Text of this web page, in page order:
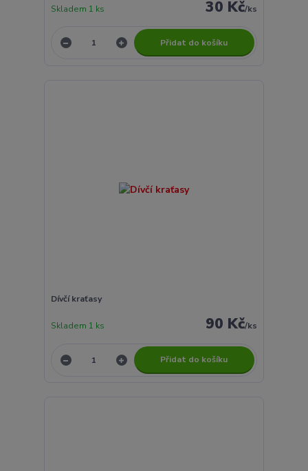
30 Kč/ks
Skladem 1 ks
Přidat do košíku
Dívčí kraťasy
90 Kč/ks
Skladem 1 ks
Přidat do košíku